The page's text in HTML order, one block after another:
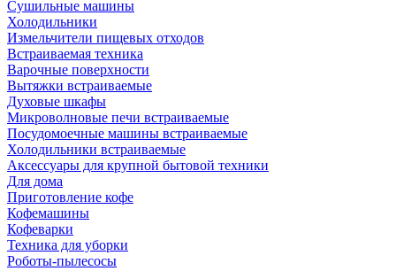
Сушильные машины
Холодильники
Измельчители пищевых отходов
Встраиваемая техника
Варочные поверхности
Вытяжки встраиваемые
Духовые шкафы
Микроволновые печи встраиваемые
Посудомоечные машины встраиваемые
Холодильники встраиваемые
Аксессуары для крупной бытовой техники
Для дома
Приготовление кофе
Кофемашины
Кофеварки
Техника для уборки
Роботы-пылесосы